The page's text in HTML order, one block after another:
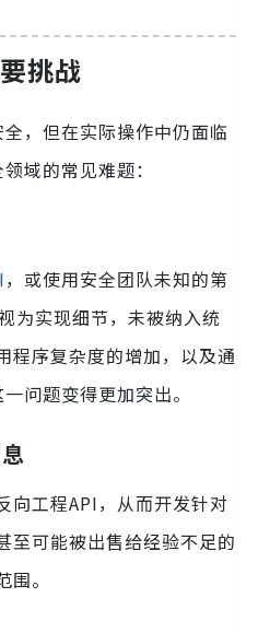
挑战
，但在实际操作中仍面临
域的常见难题：
，或使用安全团队未知的第
为实现细节，未被纳入统
程序复杂度的增加，以及通
问题变得更加突出。
向工程API，从而开发针对
至可能被出售给经验不足的
。